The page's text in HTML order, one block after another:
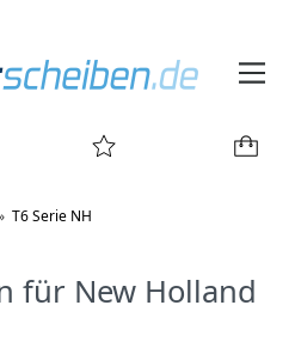
T6 Serie NH
für New Holland